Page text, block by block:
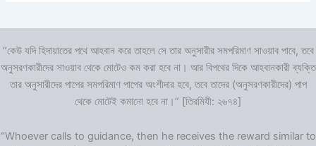
“কেউ যদি হিদায়াতের পথে আহবান করে তাহলে সে তার অনুসারীর সমপরিমাণ সাওয়াব পাবে, তবে
অনুসরণকারীদের সাওয়াব থেকে মোটেও কম করা হবে না। আর বিপথের দিকে আহবানকারী ব্যক্তি
তার অনুসারীদের পাপের সমপরিমাণ পাপের অংশীদার হবে, তবে তাদের (অনুসরণকারীদের) পাপ
থেকে মোটেই কমানো হবে না।” [তিরমিযী: ২৬৭৪]
“Whoever calls to guidance, then he receives the reward similar to